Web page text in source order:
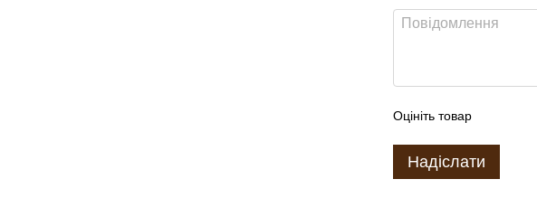
Оцініть товар
Надіслати